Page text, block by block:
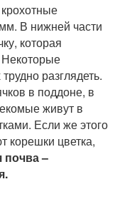
В нижней части
которая
разглядеть.
в поддоне, в
живут в
Если же этого
корешки цветка,
почва –